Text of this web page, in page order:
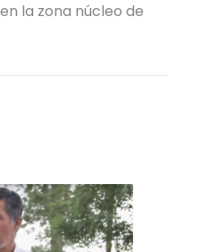
la zona núcleo de